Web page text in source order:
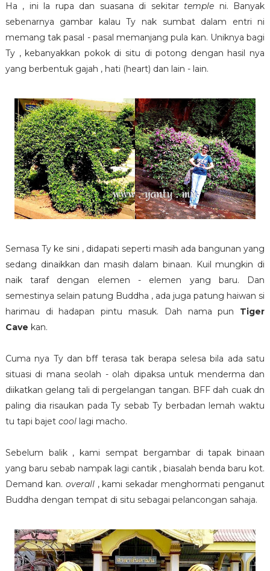
Ha , ini la rupa dan suasana di sekitar temple ni. Banyak
sebenarnya gambar kalau Ty nak sumbat dalam entri ni
memang tak pasal - pasal memanjang pula kan. Uniknya bagi
Ty , kebanyakkan pokok di situ di potong dengan hasil nya
yang berbentuk gajah , hati (heart) dan lain - lain.
Semasa Ty ke sini , didapati seperti masih ada bangunan yang
sedang dinaikkan dan masih dalam binaan. Kuil mungkin di
naik taraf dengan elemen - elemen yang baru. Dan
semestinya selain patung Buddha , ada juga patung haiwan si
harimau di hadapan pintu masuk. Dah nama pun Tiger
Cave kan.
Cuma nya Ty dan bff terasa tak berapa selesa bila ada satu
situasi di mana seolah - olah dipaksa untuk menderma dan
diikatkan gelang tali di pergelangan tangan. BFF dah cuak dn
paling dia risaukan pada Ty sebab Ty berbadan lemah waktu
tu tapi bajet coollagi macho.
Sebelum balik , kami sempat bergambar di tapak binaan
yang baru sebab nampak lagi cantik , biasalah benda baru kot.
Demand kan. overall, kami sekadar menghormati penganut
Buddha dengan tempat di situ sebagai pelancongan sahaja.